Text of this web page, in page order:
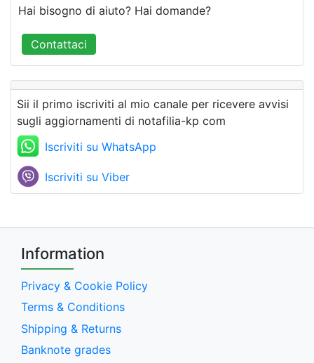
Hai bisogno di aiuto? Hai domande?
Contattaci
Sii il primo iscriviti al mio canale per ricevere avvisi
sugli aggiornamenti di notafilia-kp com
Iscriviti su WhatsApp
Iscriviti su Viber
Information
Privacy & Cookie Policy
Terms & Conditions
Shipping & Returns
Banknote grades